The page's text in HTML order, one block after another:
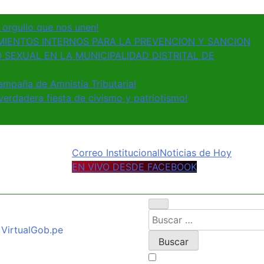
que nos unen!
INTERNOS PARA LA PREVENCION Y SANCION
SEXUAL EN LA MUNICIPALIDAD DISTRITAL DE
de Amnistía Tributaria!
fiesta de civismo y patriotismo!
Correo InstitucionalNoticias de Hoy
EN VIVO DESDE FACEBOOK
Gob.pe
Buscar: